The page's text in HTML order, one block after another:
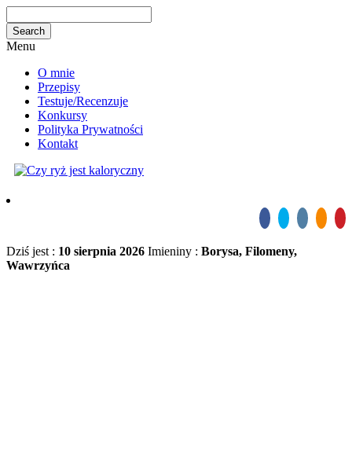
Menu
O mnie
Przepisy
Testuje/Recenzuje
Konkursy
Polityka Prywatności
Kontakt
Dziś jest : 10 sierpnia 2026 Imieniny : Borysa, Filomeny,
Wawrzyńca